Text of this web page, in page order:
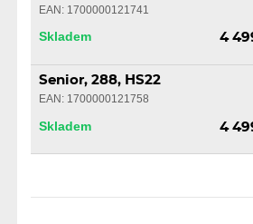
EAN: 1700000121741
Skladem 4
Senior, 288, HS22
EAN: 1700000121758
Skladem 4